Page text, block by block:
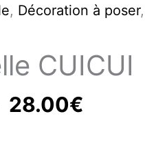
, Décoration à poser,
CUICUI
28.00€
8.00€